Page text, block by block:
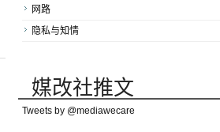
网路
隐私与知情
媒改社推文
Tweets by @mediawecare